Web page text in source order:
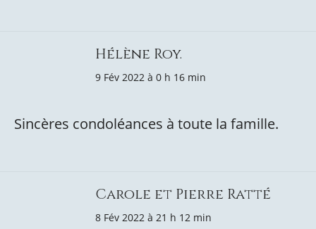
Hélène Roy.
9 Fév 2022 à 0 h 16 min
Sincères condoléances à toute la famille.
Carole et Pierre Ratté
8 Fév 2022 à 21 h 12 min